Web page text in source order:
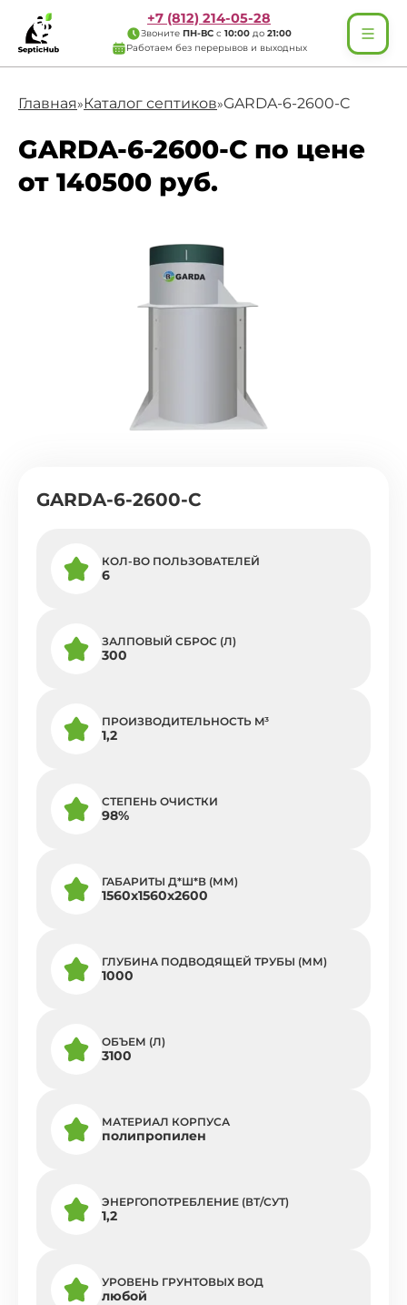
+7 (812) 214-05-28
Звоните ПН-ВС с 10:00 до 21:00
Работаем без перерывов и выходных
Главная»Каталог септиков»GARDA-6-2600-C
GARDA-6-2600-C по цене
от 140500 руб.
GARDA-6-2600-C
КОЛ-ВО ПОЛЬЗОВАТЕЛЕЙ
6
ЗАЛПОВЫЙ СБРОС (Л)
300
ПРОИЗВОДИТЕЛЬНОСТЬ M³
1,2
СТЕПЕНЬ ОЧИСТКИ
98%
ГАБАРИТЫ Д*Ш*В (ММ)
1560х1560х2600
ГЛУБИНА ПОДВОДЯЩЕЙ ТРУБЫ (ММ)
1000
ОБЪЕМ (Л)
3100
МАТЕРИАЛ КОРПУСА
полипропилен
ЭНЕРГОПОТРЕБЛЕНИЕ (ВТ/СУТ)
1,2
УРОВЕНЬ ГРУНТОВЫХ ВОД
любой